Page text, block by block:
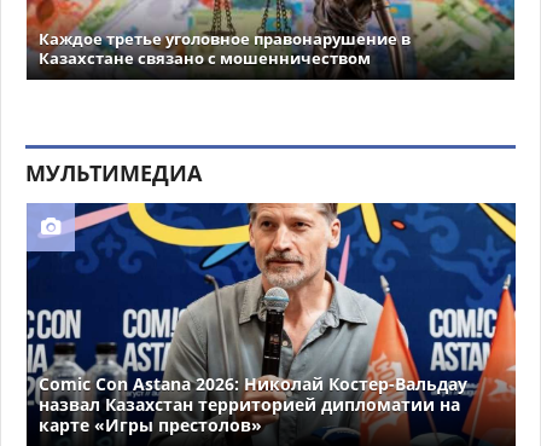
Каждое третье уголовное правонарушение в
Казахстане связано с мошенничеством
МУЛЬТИМЕДИА
Comic Con Astana 2026: Николай Костер-Вальдау
назвал Казахстан территорией дипломатии на
карте «Игры престолов»